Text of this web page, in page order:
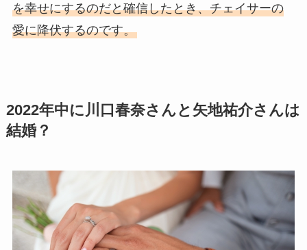
を幸せにするのだと確信したとき、チェイサーの
愛に降伏するのです。
2022年中に川口春奈さんと矢地祐介さんは
結婚？